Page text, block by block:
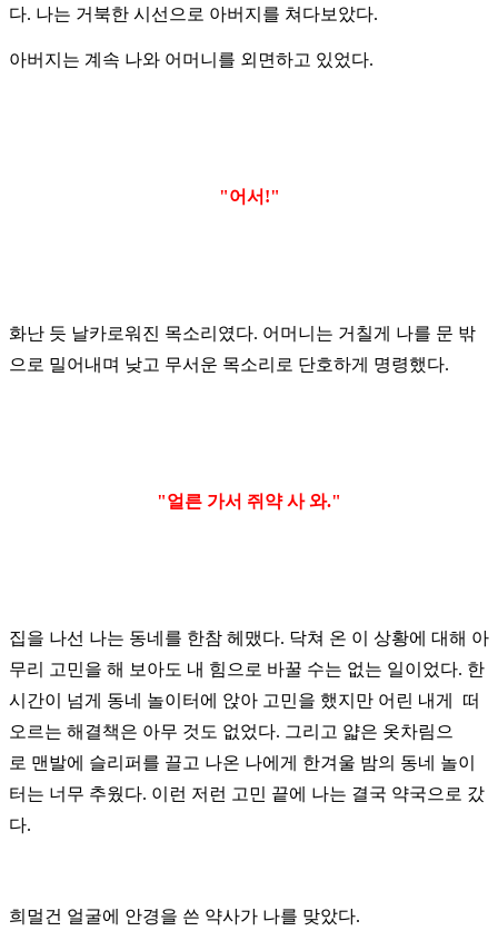
다. 나는 거북한 시선으로 아버지를 쳐다보았다.
아버지는 계속 나와 어머니를 외면하고 있었다.
"어서!"
화난 듯 날카로워진 목소리였다. 어머니는 거칠게 나를 문 밖
으로 밀어내며 낮고 무서운 목소리로 단호하게 명령했다.
"얼른 가서 쥐약 사 와."
집을 나선 나는 동네를 한참 헤맸다. 닥쳐 온 이 상황에 대해 아
무리 고민을 해 보아도 내 힘으로 바꿀 수는 없는 일이었다. 한
시간이 넘게 동네 놀이터에 앉아 고민을 했지만 어린 내게 떠
오르는 해결책은 아무 것도 없었다. 그리고 얇은 옷차림으
로 맨발에 슬리퍼를 끌고 나온 나에게 한겨울 밤의 동네 놀이
터는 너무 추웠다. 이런 저런 고민 끝에 나는 결국 약국으로 갔
다.
희멀건 얼굴에 안경을 쓴 약사가 나를 맞았다.